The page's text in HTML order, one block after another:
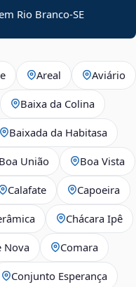
Rio Branco-SE
Areal Aviário
Baixa da Colina
Baixada da Habitasa
Boa União Boa Vista
Calafate Capoeira
Chácara Ipê
Nova Comara
Conjunto Esperança